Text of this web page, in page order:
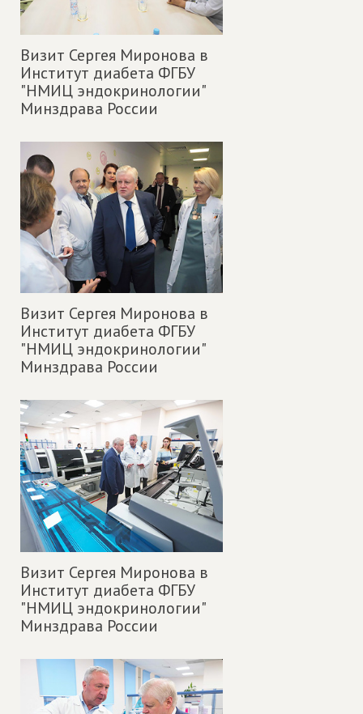
Визит Сергея Миронова в
Институт диабета ФГБУ
"НМИЦ эндокринологии"
Минздрава России
Визит Сергея Миронова в
Институт диабета ФГБУ
"НМИЦ эндокринологии"
Минздрава России
Визит Сергея Миронова в
Институт диабета ФГБУ
"НМИЦ эндокринологии"
Минздрава России